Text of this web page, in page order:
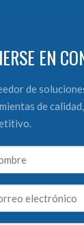
EN
de
de